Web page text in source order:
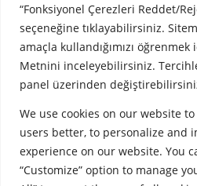
“Fonksiyonel Çerezleri Reddet/
seçeneğine tıklayabilirsiniz.
amaçla kullandığımızı
Metnini inceleyebilirsiniz.
panel üzerinden
We use cookies on our website
users better, to personalize and
experience on our website. You
“Customize” option to manage
sender has no responsibility for the
information in the message and its
have no liability for any changes or late
confidentiality, viruses and any
computer system.